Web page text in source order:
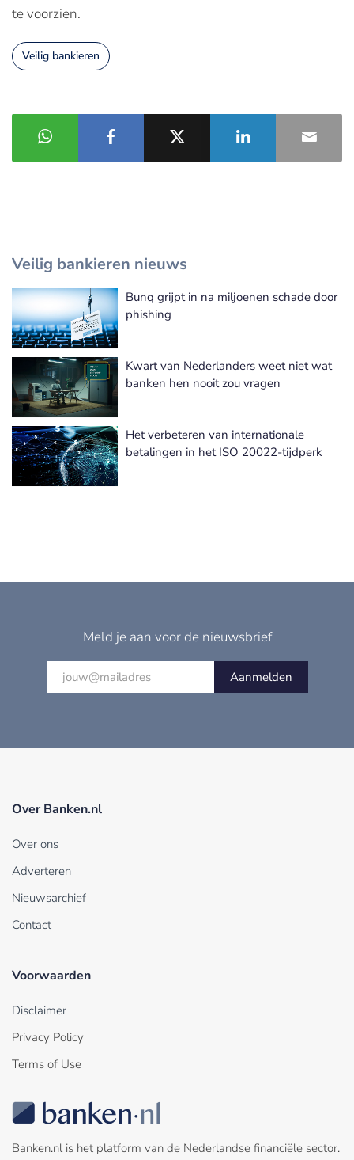
te voorzien.
Veilig bankieren
Veilig bankieren nieuws
Bunq grijpt in na miljoenen schade door
phishing
Kwart van Nederlanders weet niet wat
banken hen nooit zou vragen
Het verbeteren van internationale
betalingen in het ISO 20022-tijdperk
Meld je aan voor de nieuwsbrief
Aanmelden
Over Banken.nl
Over ons
Adverteren
Nieuwsarchief
Contact
Voorwaarden
Disclaimer
Privacy Policy
Terms of Use
Banken.nl is het platform van de Nederlandse financiële sector.